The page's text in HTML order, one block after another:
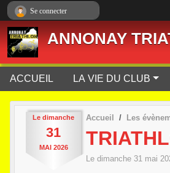
ANNONAY
ACCUEIL LA VIE DU CLUB
Le dimanche
31
MAI 2026
Accueil Les
Le dimanche 31 mai
Se connecter
Panneau de gestion des cookies